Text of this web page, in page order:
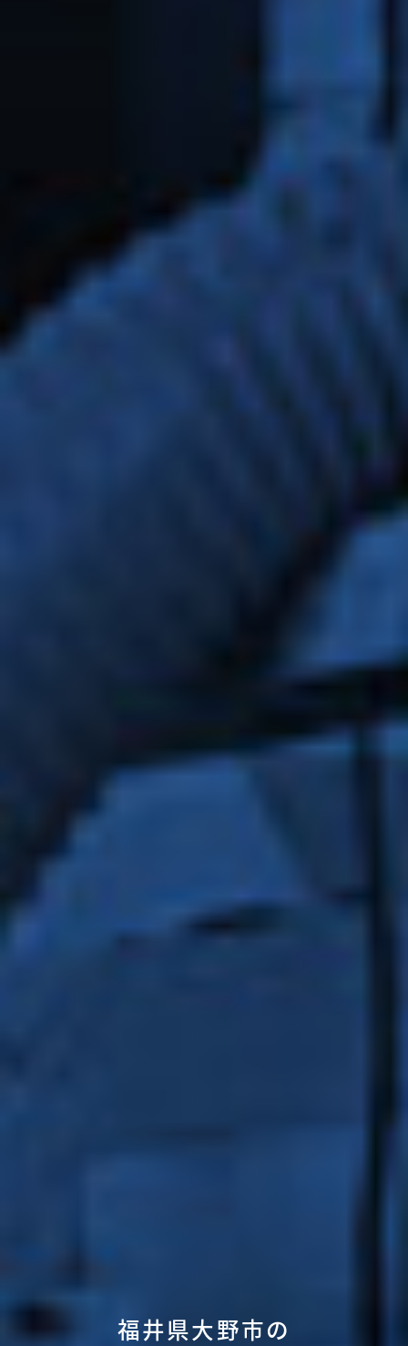
福井県大野市の